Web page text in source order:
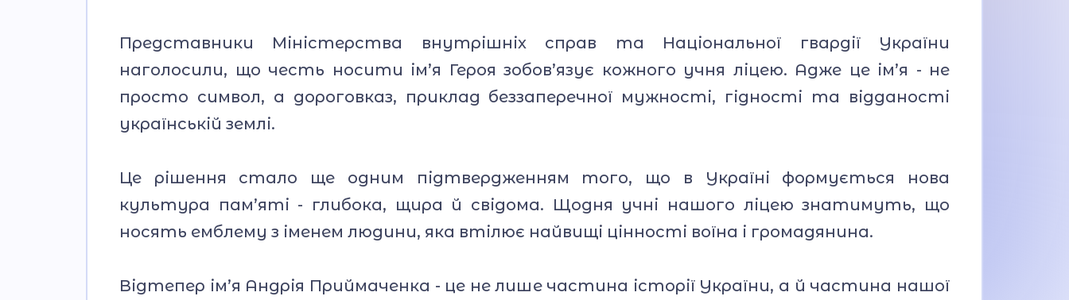
Представники Міністерства внутрішніх справ та Національної гвардії України
наголосили, що честь носити ім’я Героя зобов’язує кожного учня ліцею. Адже це ім’я - не
просто символ, а дороговказ, приклад беззаперечної мужності, гідності та відданості
українській землі.
Це рішення стало ще одним підтвердженням того, що в Україні формується нова
культура пам’яті - глибока, щира й свідома. Щодня учні нашого ліцею знатимуть, що
носять емблему з іменем людини, яка втілює найвищі цінності воїна і громадянина.
Відтепер ім’я Андрія Приймаченка - це не лише частина історії України, а й частина нашої